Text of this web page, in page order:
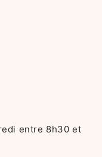
entre 8h30 et